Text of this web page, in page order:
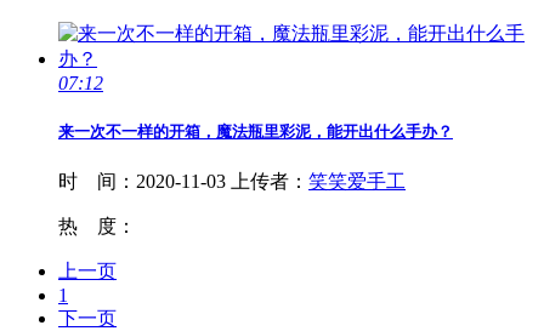
07:12
来一次不一样的开箱 ，魔法瓶里彩泥，能开出什么手办？
时 间： 2020-11-03 上传者： 笑笑爱手工
热 度：
上一页
1
下一页